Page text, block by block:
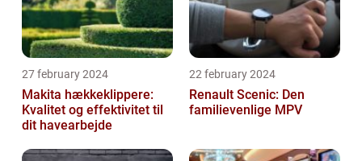
27 february 2024
Makita hækkeklippere:
Kvalitet og effektivitet til
dit havearbejde
22 february 2024
Renault Scenic: Den
familievenlige MPV